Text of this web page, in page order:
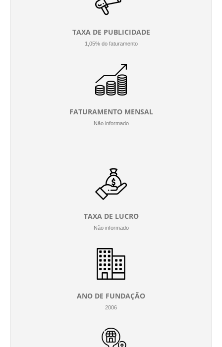
TAXA DE PUBLICIDADE
1,05% do faturamento
FATURAMENTO MENSAL
Não informado
TAXA DE LUCRO
Não informado
ANO DE FUNDAÇÃO
2006